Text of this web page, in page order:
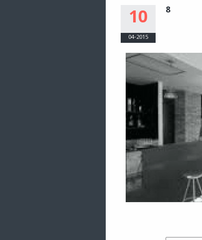
10
04-2015
8